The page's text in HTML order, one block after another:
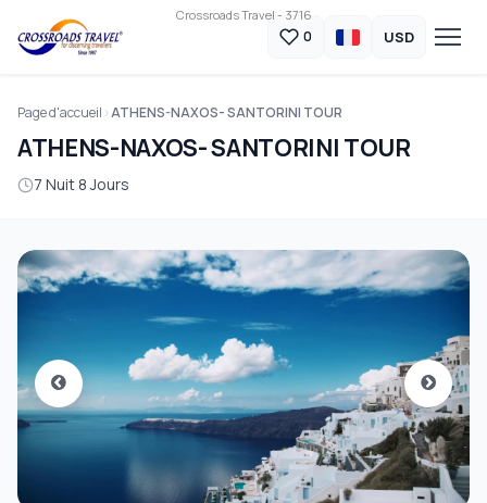
Crossroads Travel - 3716
0 USD
Page d'accueil ATHENS-NAXOS- SANTORINI TOUR
ATHENS-NAXOS- SANTORINI TOUR
7 Nuit 8 Jours